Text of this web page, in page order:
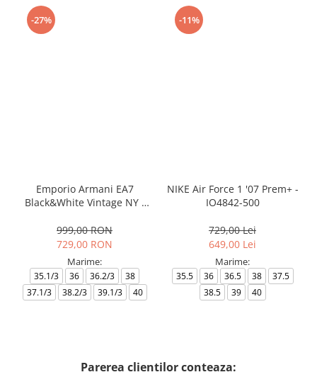
-27%
Emporio Armani EA7
Black&White Vintage NY -
999,00 RON
729,00 RON
Marime:
35.1/3 36 36.2/3
38
37.1/3
38.2/3 39.1/3 40
-11%
NIKE Air Force 1 '07 Prem+ -
IO4842-500
729,00 Lei
649,00 Lei
Marime:
35.5 36 36.5 38
37.5
38.5
39 40
Parerea clientilor conteaza: